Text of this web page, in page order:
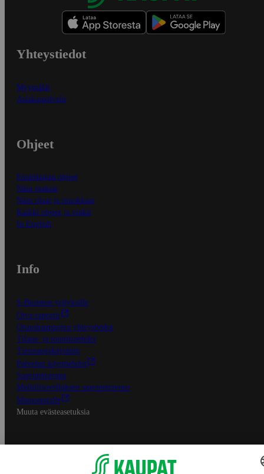
Yhteystiedot
Myymälät
Asiakaspalvelu
Ohjeet
Ensitilaajan ohjeet
Näin maksat
Näin tilaat ja muokkaat
Kaikki ohjeet ja vinkit
In English
Info
S-Business yrityksille
Oiva-raportit
Osuuskauppojen yhteystiedot
Tilaus- ja toimitusehdot
Tietosuojakäytäntö
Palvelun käyttöehdot
Saavutettavuus
Mobiilisovelluksen saavutettavuus
Mainostajalle
Muuta evästeasetuksia
S-ryhmän palvelut